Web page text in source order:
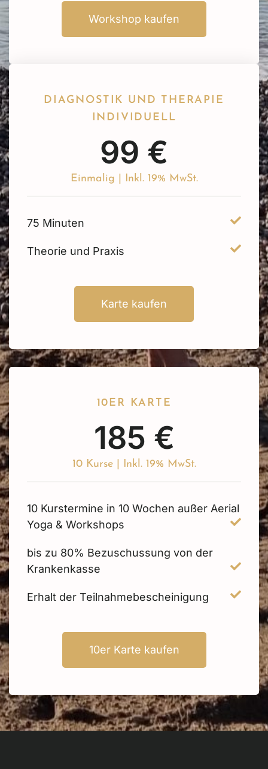
Workshop kaufen
DIAGNOSTIK UND THERAPIE
INDIVIDUELL
99 €
Einmalig | Inkl. 19% MwSt.
75 Minuten
Theorie und Praxis
Karte kaufen
10ER KARTE
185 €
10 Kurse | Inkl. 19% MwSt.
10 Kurstermine in 10 Wochen außer Aerial
Yoga & Workshops
bis zu 80% Bezuschussung von der
Krankenkasse
Erhalt der Teilnahmebescheinigung
10er Karte kaufen